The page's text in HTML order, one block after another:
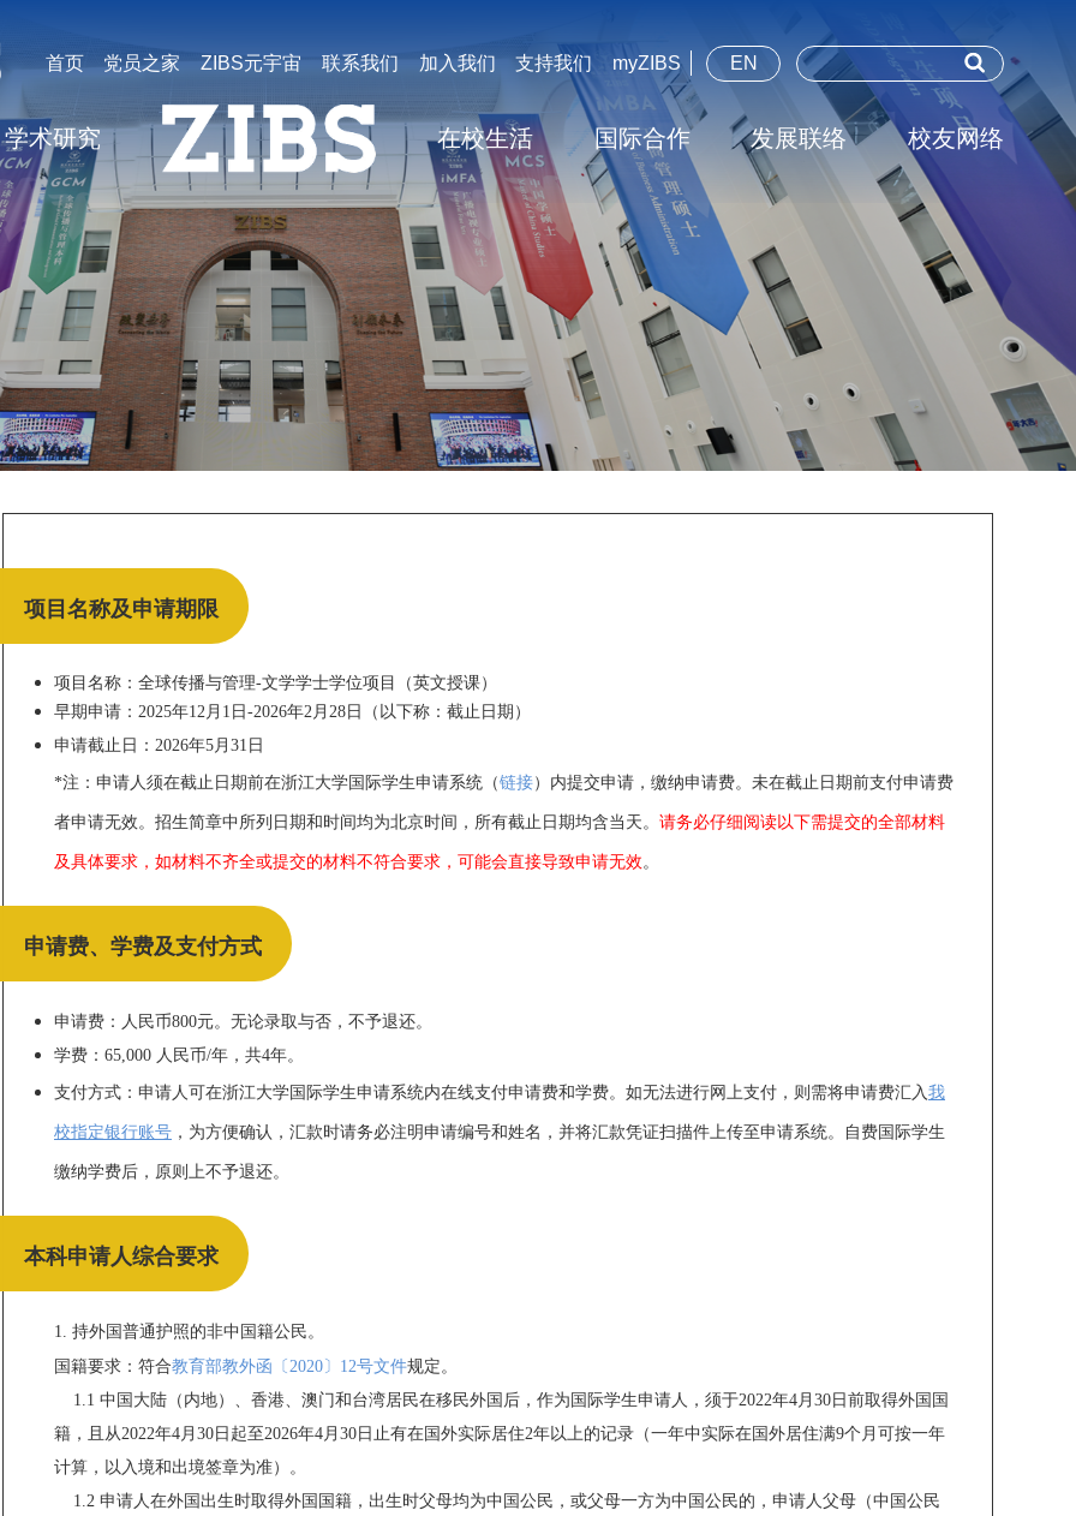
首页 党员之家 ZIBS元宇宙 联系我们 加入我们 支持我们 myZIBS EN
学术研究 在校生活 国际合作 发展联络 校友网络
项目名称及申请期限
项目名称：全球传播与管理-文学学士学位项目（英文授课）
早期申请：2025年12月1日-2026年2月28日（以下称：截止日期）
申请截止日：2026年5月31日
*注：申请人须在截止日期前在浙江大学国际学生申请系统（链接）内提交申请，缴纳申请费。未在截止日期前支付申请费
者申请无效。招生简章中所列日期和时间均为北京时间，所有截止日期均含当天。 请务必仔细阅读以下需提交的全部材料
及具体要求，如材料不齐全或提交的材料不符合要求，可能会直接导致申请无效。
申请费、学费及支付方式
申请费：人民币800元。无论录取与否，不予退还。
学费：65,000 人民币/年，共4年。
支付方式：申请人可在浙江大学国际学生申请系统内在线支付申请费和学费。如无法进行网上支付，则需将申请费汇入我
校指定银行账号 ，为方便确认，汇款时请务必注明申请编号和姓名，并将汇款凭证扫描件上传至申请系统。自费国际学生
缴纳学费后，原则上不予退还。
本科申请人综合要求
1. 持外国普通护照的非中国籍公民。
国籍要求： 符合教育部教外函〔2020〕12号文件规定。
1.1 中国大陆（内地）、香港、澳门和台湾居民在移民外国后，作为国际学生申请人，须于2022年4月30日前取得外国国
籍，且从2022年4月30日起至2026年4月30日止有在国外实际居住2年以上的记录（一年中实际在国外居住满9个月可按一年
计算，以入境和出境签章为准）。
1.2 申请人在外国出生时取得外国国籍，出生时父母均为中国公民，或父母一方为中国公民的，申请人父母（中国公民